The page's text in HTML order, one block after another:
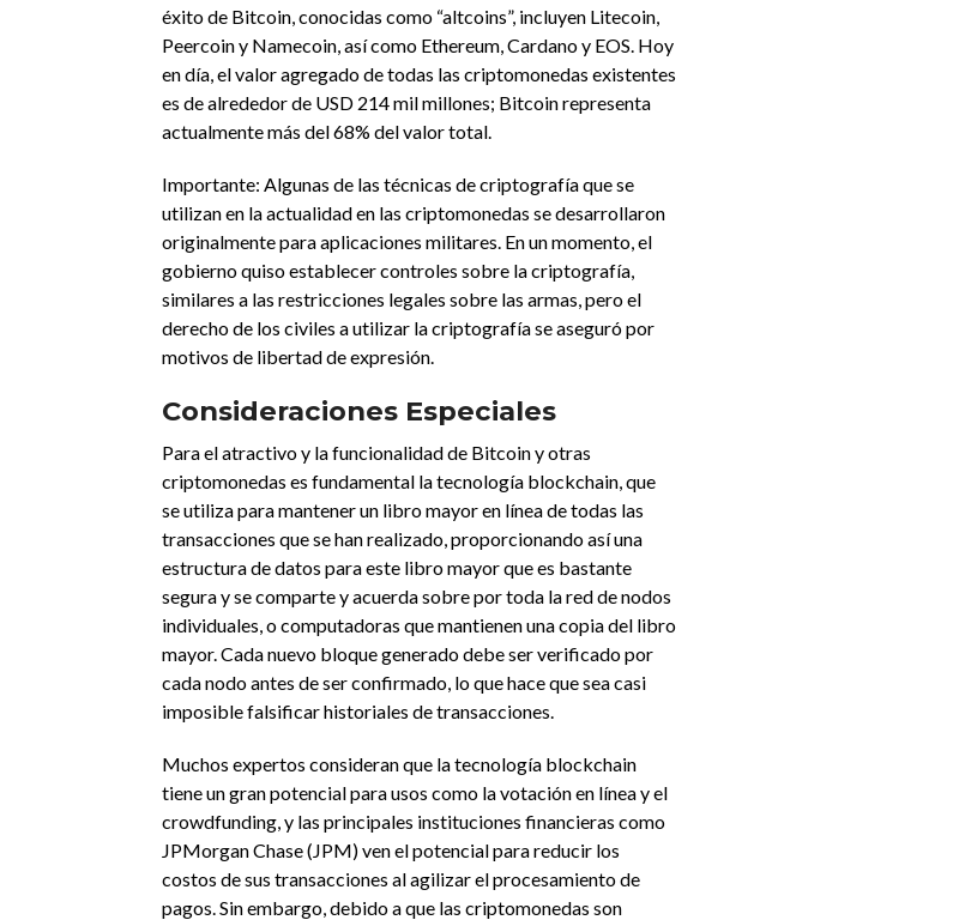
éxito de Bitcoin, conocidas como “altcoins”, incluyen Litecoin,
Peercoin y Namecoin, así como Ethereum, Cardano y EOS. Hoy
en día, el valor agregado de todas las criptomonedas existentes
es de alrededor de USD 214 mil millones; Bitcoin representa
actualmente más del 68% del valor total.
Importante: Algunas de las técnicas de criptografía que se
utilizan en la actualidad en las criptomonedas se desarrollaron
originalmente para aplicaciones militares. En un momento, el
gobierno quiso establecer controles sobre la criptografía,
similares a las restricciones legales sobre las armas, pero el
derecho de los civiles a utilizar la criptografía se aseguró por
motivos de libertad de expresión.
Consideraciones Especiales
Para el atractivo y la funcionalidad de Bitcoin y otras
criptomonedas es fundamental la tecnología blockchain, que
se utiliza para mantener un libro mayor en línea de todas las
transacciones que se han realizado, proporcionando así una
estructura de datos para este libro mayor que es bastante
segura y se comparte y acuerda sobre por toda la red de nodos
individuales, o computadoras que mantienen una copia del libro
mayor. Cada nuevo bloque generado debe ser verificado por
cada nodo antes de ser confirmado, lo que hace que sea casi
imposible falsificar historiales de transacciones.
Muchos expertos consideran que la tecnología blockchain
tiene un gran potencial para usos como la votación en línea y el
crowdfunding, y las principales instituciones financieras como
JPMorgan Chase (JPM) ven el potencial para reducir los
costos de sus transacciones al agilizar el procesamiento de
pagos. Sin embargo, debido a que las criptomonedas son